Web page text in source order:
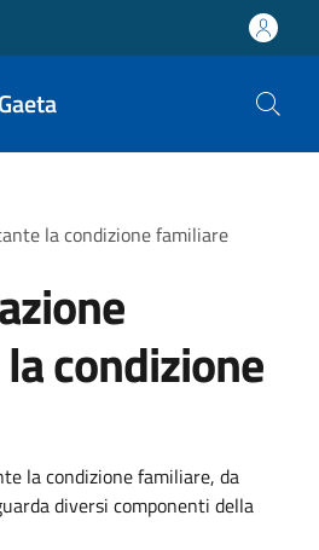
la condizione familiare
condizione
la condizione familiare, da
diversi componenti della